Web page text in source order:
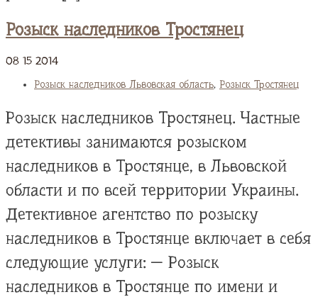
Розыск наследников Тростянец
08 15 2014
Розыск наследников Львовская область, Розыск Тростянец
Розыск наследников Тростянец. Частные
детективы занимаются розыском
наследников в Тростянце, в Львовской
области и по всей территории Украины.
Детективное агентство по розыску
наследников в Тростянце включает в себя
следующие услуги: — Розыск
наследников в Тростянце по имени и